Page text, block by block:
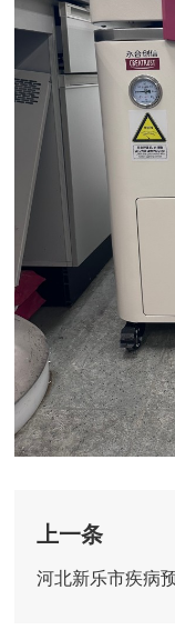
上一条
河北新乐市疾病